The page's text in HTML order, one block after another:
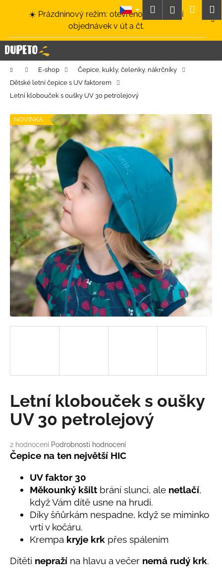
☀️ Prázdninový režim: otevřeno a odesílání
objednávek v út a čt.
HledatPřihlášení
Domů E-shop
Čepice, kukly, čelenky, nákrčníky
Dětské letní čepice s UV faktorem
Letní klobouček s oušky UV 30 petrolejový
Průměrné
hodnocení
produktu
hvězdiček.
2 hodnocení Podrobnosti hodnocení
Letní klobouček s oušky
UV 30 petrolejový
Čepice na ten největší HIC
UV faktor 30
Měkounký kšilt brání slunci, ale netlačí,
když Vám dítě usne na hrudi.
Díky šňůrkám nespadne, když se miminko
vrtí v kočáru.
Krempa kryje krk přes spálením
Dítěti nepraží na hlavu a večer nemá rudý krk.
NOVINKA
í
k C
o
p
o
ř
e
b
u
j
e
t
e
n
a
j
í
t
?
p
o
r
č
u
LETNÍ
RYCHLESCHNOUCÍ
TYRKYSOVÉ
KORÁLKY